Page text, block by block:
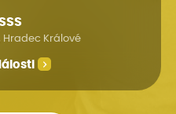
Hradec Králové